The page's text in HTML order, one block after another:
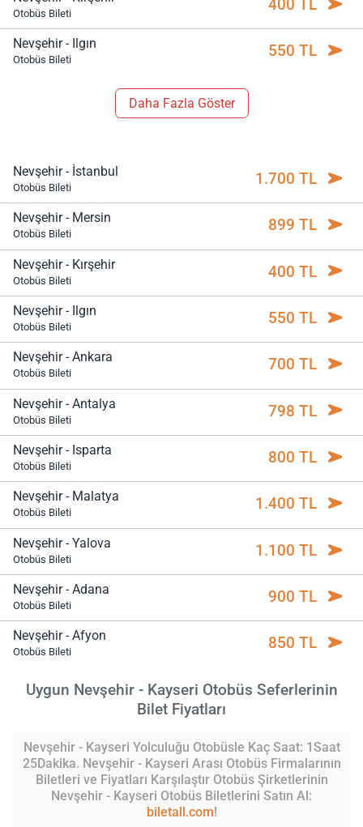
Otobüs Bileti 400 TL
Nevşehir - Ilgın
Otobüs Bileti 550 TL
Daha Fazla Göster
Nevşehir - İstanbul
Otobüs Bileti 1.700 TL
Nevşehir - Mersin
Otobüs Bileti 899 TL
Nevşehir - Kırşehir
Otobüs Bileti 400 TL
Nevşehir - Ilgın
Otobüs Bileti 550 TL
Nevşehir - Ankara
Otobüs Bileti 700 TL
Nevşehir - Antalya
Otobüs Bileti 798 TL
Nevşehir - Isparta
Otobüs Bileti 800 TL
Nevşehir - Malatya
Otobüs Bileti 1.400 TL
Nevşehir - Yalova
Otobüs Bileti 1.100 TL
Nevşehir - Adana
Otobüs Bileti 900 TL
Nevşehir - Afyon
Otobüs Bileti 850 TL
Uygun Nevşehir - Kayseri Otobüs Seferlerinin
Bilet Fiyatları
Nevşehir - Kayseri Yolculuğu Otobüsle Kaç Saat: 1Saat
25Dakika. Nevşehir - Kayseri Arası Otobüs Firmalarının
Biletleri ve Fiyatları Karşılaştır Otobüs Şirketlerinin
Nevşehir - Kayseri Otobüs Biletlerini Satın Al:
biletall.com!